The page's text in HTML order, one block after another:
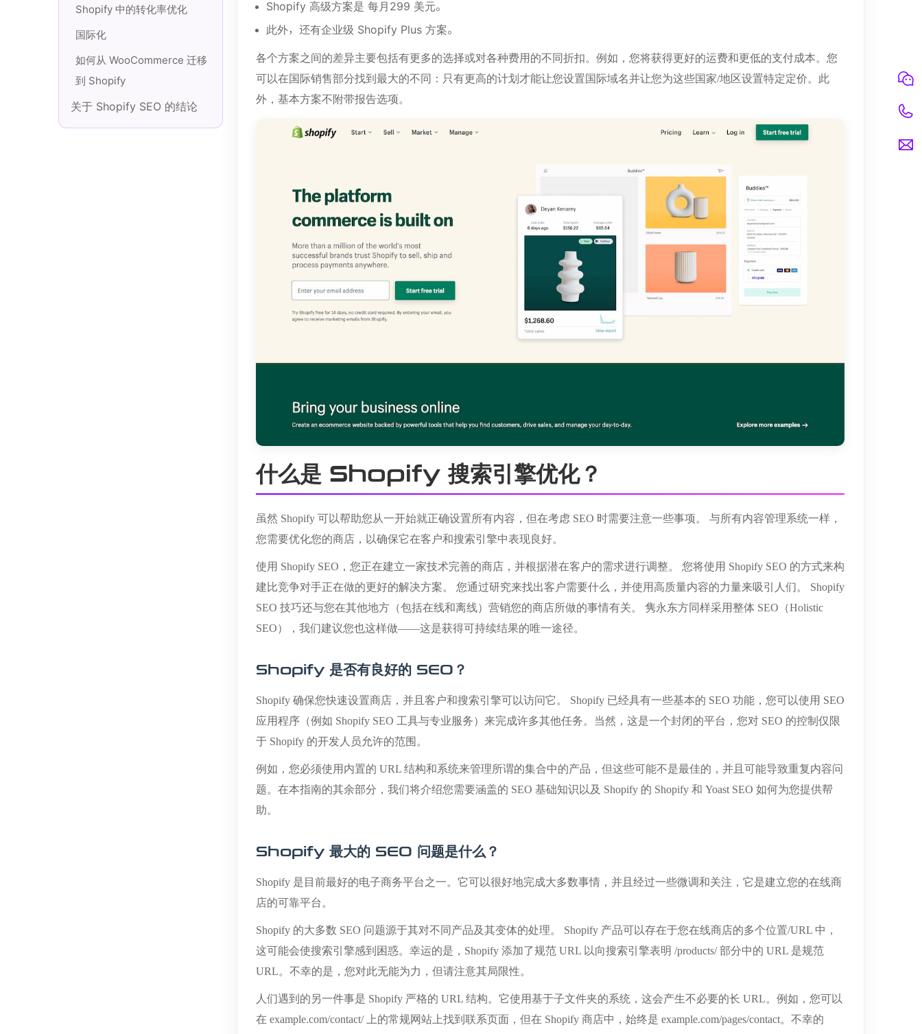
Shopify 中的转化率优化
国际化
如何从 WooCommerce 迁移
到 Shopify
关于 Shopify SEO 的结论
Shopify 高级方案是 每月299 美元。
此外，还有企业级 Shopify Plus 方案。
各个方案之间的差异主要包括有更多的选择或对各种费用的不同折扣。例如，您将获得更好的运费和更低的支付成本。您
可以在国际销售部分找到最大的不同：只有更高的计划才能让您设置国际域名并让您为这些国家/地区设置特定定价。此
外，基本方案不附带报告选项。
什么是 Shopify 搜索引擎优化？
虽然 Shopify 可以帮助您从一开始就正确设置所有内容，但在考虑 SEO 时需要注意一些事项。 与所有内容管理系统一样，
您需要优化您的商店，以确保它在客户和搜索引擎中表现良好。
使用 Shopify SEO，您正在建立一家技术完善的商店，并根据潜在客户的需求进行调整。 您将使用 Shopify SEO 的方式来构
建比竞争对手正在做的更好的解决方案。 您通过研究来找出客户需要什么，并使用高质量内容的力量来吸引人们。 Shopify
SEO 技巧还与您在其他地方（包括在线和离线）营销您的商店所做的事情有关。 隽永东方同样采用整体 SEO（Holistic
SEO），我们建议您也这样做——这是获得可持续结果的唯一途径。
Shopify 是否有良好的 SEO？
Shopify 确保您快速设置商店，并且客户和搜索引擎可以访问它。 Shopify 已经具有一些基本的 SEO 功能，您可以使用 SEO
应用程序（例如 Shopify SEO 工具与专业服务）来完成许多其他任务。当然，这是一个封闭的平台，您对 SEO 的控制仅限
于 Shopify 的开发人员允许的范围。
例如，您必须使用内置的 URL 结构和系统来管理所谓的集合中的产品，但这些可能不是最佳的，并且可能导致重复内容问
题。在本指南的其余部分，我们将介绍您需要涵盖的 SEO 基础知识以及 Shopify 的 Shopify 和 Yoast SEO 如何为您提供帮
助。
Shopify 最大的 SEO 问题是什么？
Shopify 是目前最好的电子商务平台之一。它可以很好地完成大多数事情，并且经过一些微调和关注，它是建立您的在线商
店的可靠平台。
Shopify 的大多数 SEO 问题源于其对不同产品及其变体的处理。 Shopify 产品可以存在于您在线商店的多个位置/URL 中，
这可能会使搜索引擎感到困惑。幸运的是，Shopify 添加了规范 URL 以向搜索引擎表明 /products/ 部分中的 URL 是规范
URL。不幸的是，您对此无能为力，但请注意其局限性。
人们遇到的另一件事是 Shopify 严格的 URL 结构。它使用基于子文件夹的系统，这会产生不必要的长 URL。例如，您可以
在 example.com/contact/ 上的常规网站上找到联系页面，但在 Shopify 商店中，始终是 example.com/pages/contact。不幸的